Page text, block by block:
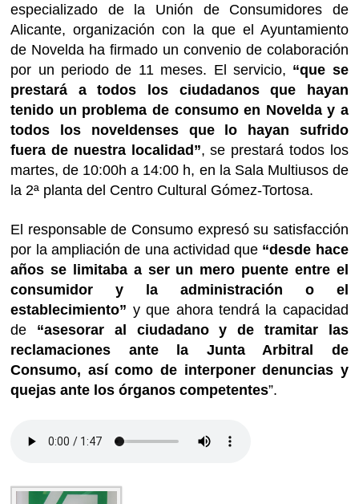
especializado de la Unión de Consumidores de
Alicante, organización con la que el Ayuntamiento
de Novelda ha firmado un convenio de colaboración
por un periodo de 11 meses. El servicio, “que se
prestará a todos los ciudadanos que hayan
tenido un problema de consumo en Novelda y a
todos los noveldenses que lo hayan sufrido
fuera de nuestra localidad”, se prestará todos los
martes, de 10:00h a 14:00 h, en la Sala Multiusos de
la 2ª planta del Centro Cultural Gómez-Tortosa.
El responsable de Consumo expresó su satisfacción
por la ampliación de una actividad que “desde hace
años se limitaba a ser un mero puente entre el
consumidor y la administración o el
establecimiento” y que ahora tendrá la capacidad
de “asesorar al ciudadano y de tramitar las
reclamaciones ante la Junta Arbitral de
Consumo, así como de interponer denuncias y
quejas ante los órganos competentes”.